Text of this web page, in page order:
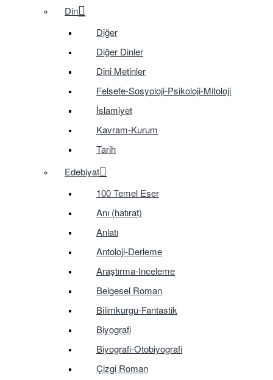
Din
Diğer
Diğer Dinler
Dini Metinler
Felsefe-Sosyoloji-Psikoloji-Mitoloji
İslamiyet
Kavram-Kurum
Tarih
Edebiyat
100 Temel Eser
Anı (hatırat)
Anlatı
Antoloji-Derleme
Araştırma-Inceleme
Belgesel Roman
Bilimkurgu-Fantastik
Biyografi
Biyografi-Otobiyografi
Çizgi Roman